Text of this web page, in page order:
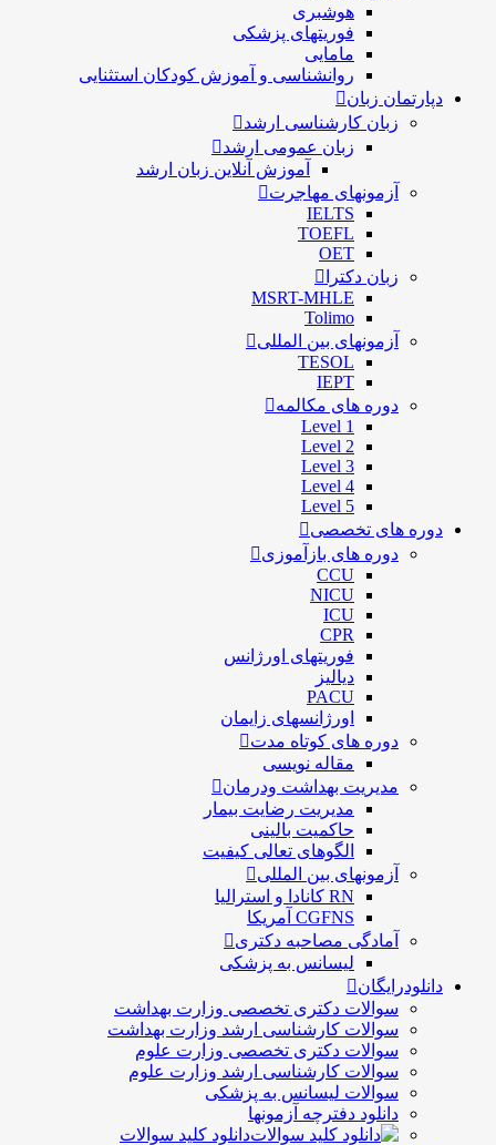
هوشبری
فوریتهای پزشکی
مامایی
روانشناسی و آموزش کودکان استثنایی
دپارتمان زبان
زبان کارشناسی ارشد
زبان عمومی ارشد
آموزش آنلاین زبان ارشد
آزمونهای مهاجرت
IELTS
TOEFL
OET
زبان دکترا
MSRT-MHLE
Tolimo
آزمونهای بین المللی
TESOL
IEPT
دوره های مکالمه
Level 1
Level 2
Level 3
Level 4
Level 5
دوره های تخصصی
دوره های بازآموزی
CCU
NICU
ICU
CPR
فوریتهای اورژانس
دیالیز
PACU
اورژانسهای زایمان
دوره های کوتاه مدت
مقاله نویسی
مدیریت بهداشت ودرمان
مديريت رضايت بيمار
حاكميت بالينی
الگوهای تعالی کيفيت
آزمونهای بین المللی
RN کانادا و استرالیا
CGFNS آمریکا
آمادگی مصاحبه دکتری
لیسانس به پزشکی
دانلودرایگان
سوالات دکتری تخصصی وزارت بهداشت
سوالات کارشناسی ارشد وزارت بهداشت
سوالات دکتری تخصصی وزارت علوم
سوالات کارشناسی ارشد وزارت علوم
سوالات لیسانس به پزشکی
دانلود دفترچه آزمونها
دانلود کلید سوالات